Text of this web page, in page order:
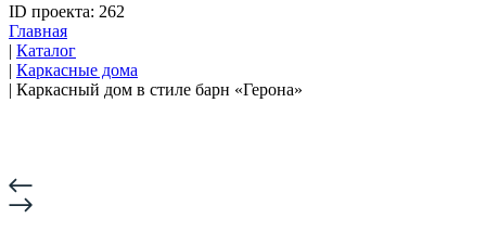
ID проекта: 262
Главная
| Каталог
| Каркасные дома
| Каркасный дом в стиле барн «Герона»